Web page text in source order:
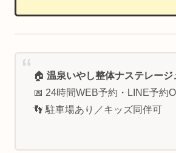
🏠 温泉いやし整体ナステレージ
📅 24時間WEB予約・LINE予約
👣 駐車場あり／キッズ同伴可